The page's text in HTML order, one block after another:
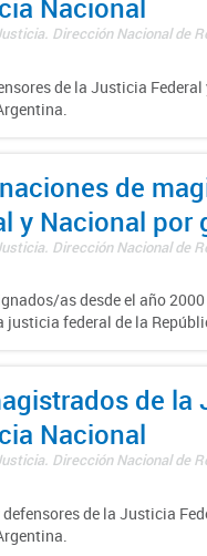
Nacional
Dirección Nacional de
de la Justicia Federal
de
y Nacional por
Dirección Nacional de
as desde el año
federal de la
de la
Nacional
Dirección Nacional de
de la Justicia